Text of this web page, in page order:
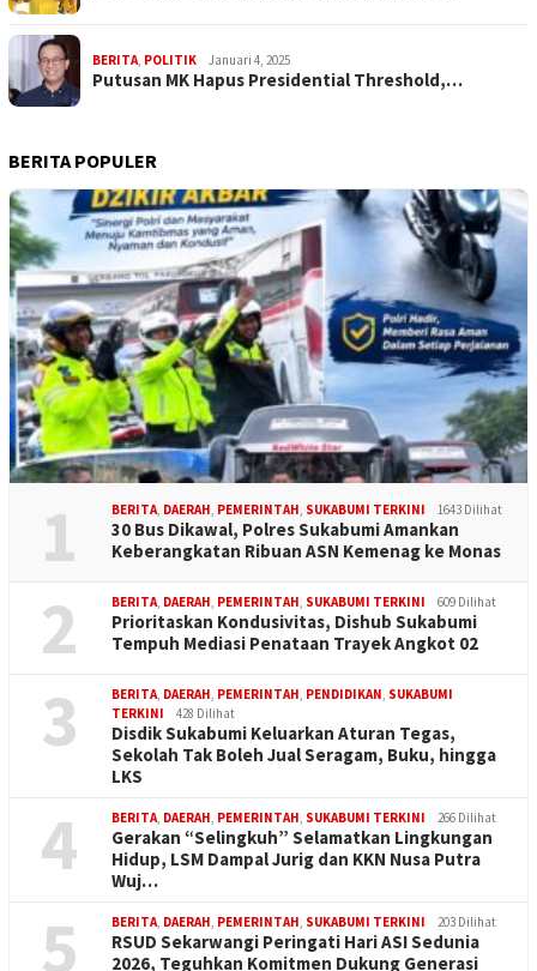
BERITA POLITIK Januari 4, 2025
Putusan MK Hapus Presidential Threshold,…
BERITA POPULER
1 BERITA, DAERAH, PEMERINTAH, SUKABUMI TERKINI 1643 Dilihat
30 Bus Dikawal, Polres Sukabumi Amankan
Keberangkatan Ribuan ASN Kemenag ke Monas
2 BERITA, DAERAH, PEMERINTAH, SUKABUMI TERKINI 609 Dilihat
Prioritaskan Kondusivitas, Dishub Sukabumi
Tempuh Mediasi Penataan Trayek Angkot 02
3 BERITA, DAERAH, PEMERINTAH, PENDIDIKAN, SUKABUMI
TERKINI
428 Dilihat
Disdik Sukabumi Keluarkan Aturan Tegas,
Sekolah Tak Boleh Jual Seragam, Buku, hingga
LKS
4 BERITA, DAERAH, PEMERINTAH, SUKABUMI TERKINI 266 Dilihat
Gerakan “Selingkuh” Selamatkan Lingkungan
Hidup, LSM Dampal Jurig dan KKN Nusa Putra
Wuj…
5 BERITA, DAERAH, PEMERINTAH, SUKABUMI TERKINI 203 Dilihat
RSUD Sekarwangi Peringati Hari ASI Sedunia
2026, Teguhkan Komitmen Dukung Generasi